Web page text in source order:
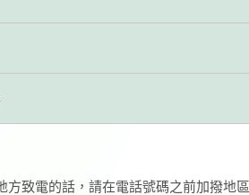
方致電的話，請在電話號碼之前加撥地